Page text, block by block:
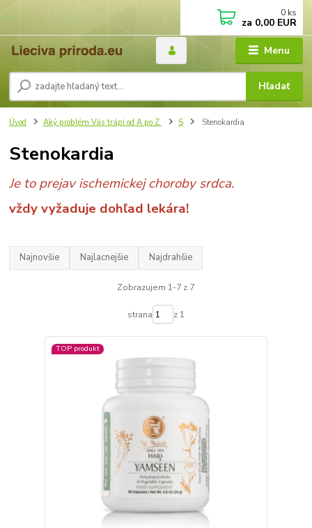
Menu
Hľadať
0 ks
za 0,00 EUR
Úvod Aký problém Vás trápi od A po Z S Stenokardia
Stenokardia
Je to prejav ischemickej choroby srdca.
vždy vyžaduje dohľad lekára!
Najnovšie Najlacnejšie Najdrahšie
Zobrazujem 1-7 z 7
strana z 1
TOP produkt